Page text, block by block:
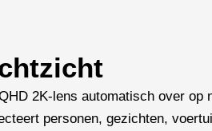
2K-lens automatisch over
personen, gezichten,